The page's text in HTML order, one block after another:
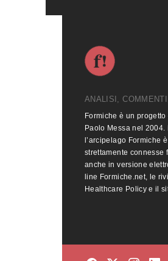
ANALISI,
Formiche è un
Paolo Messa nel
l’arcipelago Formiche
strettamente connesse
anche in versione
line Formiche.net, le
Healthcare Policy e il